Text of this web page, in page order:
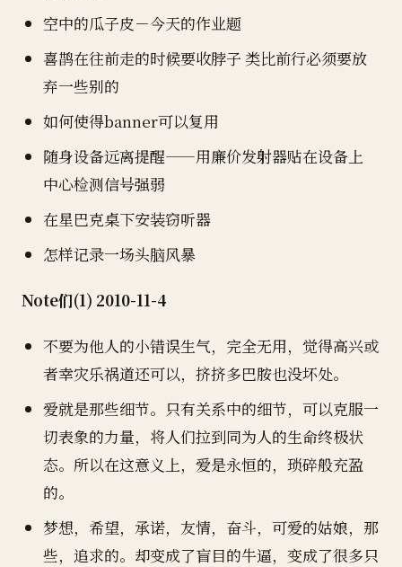
空中的瓜子皮－今天的作业题
喜鹊在往前走的时候要收脖子 类比前行必须要放
弃一些别的
如何使得banner可以复用
随身设备远离提醒——用廉价发射器贴在设备上
中心检测信号强弱
在星巴克桌下安装窃听器
怎样记录一场头脑风暴
Note们(1) 2010-11-4
不要为他人的小错误生气，完全无用，觉得高兴或
者幸灾乐祸道还可以，挤挤多巴胺也没坏处。
爱就是那些细节。只有关系中的细节，可以克服一
切表象的力量，将人们拉到同为人的生命终极状
态。所以在这意义上，爱是永恒的，琐碎般充盈
的。
梦想，希望，承诺，友情，奋斗，可爱的姑娘，那
些，追求的。却变成了盲目的牛逼，变成了很多只